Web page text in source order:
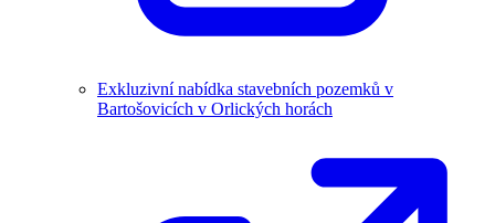
Exkluzivní nabídka stavebních pozemků v
Bartošovicích v Orlických horách